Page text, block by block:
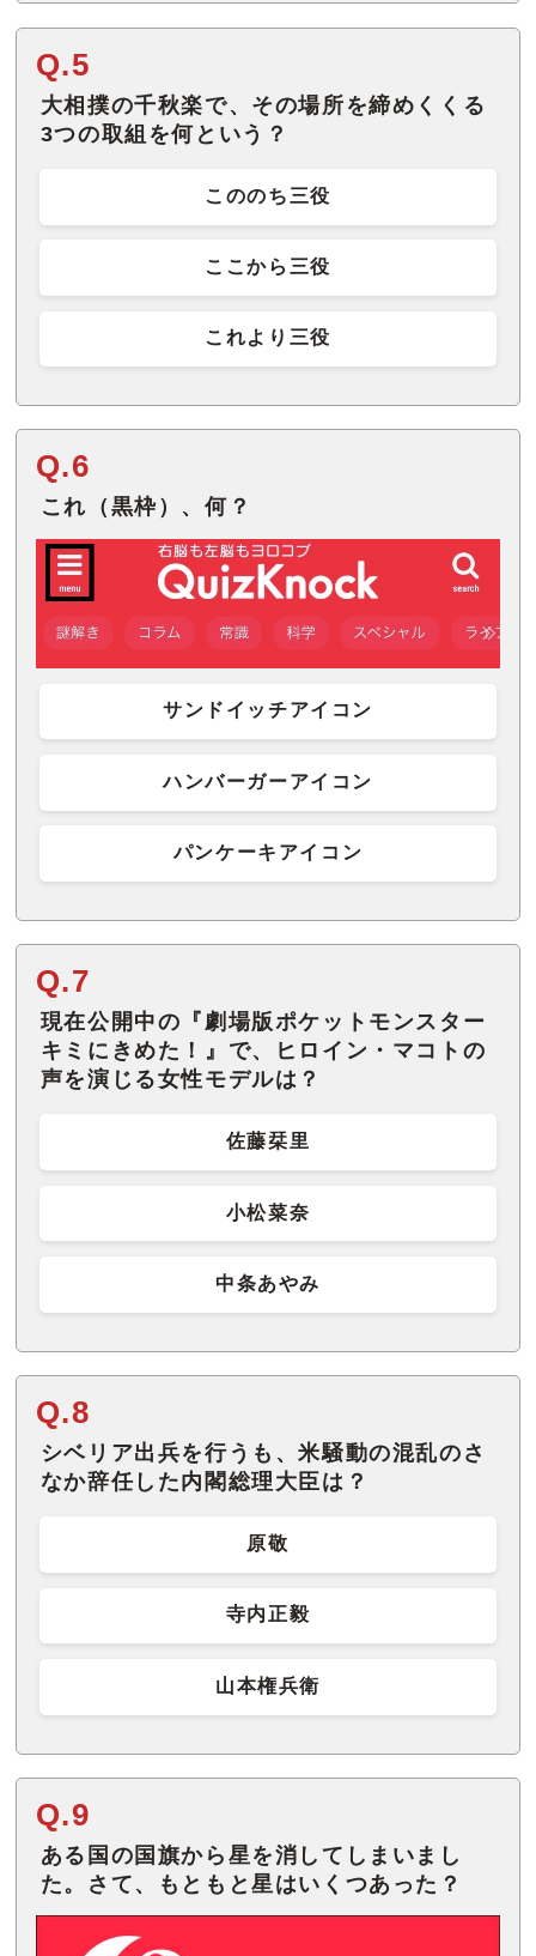
Q.5
大相撲の千秋楽で、その場所を締めくくる
3つの取組を何という？
こののち三役
ここから三役
これより三役
Q.6
これ（黒枠）、何？
サンドイッチアイコン
ハンバーガーアイコン
パンケーキアイコン
Q.7
現在公開中の『劇場版ポケットモンスター
キミにきめた！』で、ヒロイン・マコトの
声を演じる女性モデルは？
佐藤栞里
小松菜奈
中条あやみ
Q.8
シベリア出兵を行うも、米騒動の混乱のさ
なか辞任した内閣総理大臣は？
原敬
寺内正毅
山本権兵衛
Q.9
ある国の国旗から星を消してしまいまし
た。さて、もともと星はいくつあった？